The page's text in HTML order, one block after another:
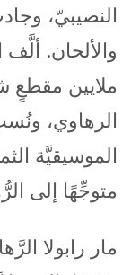
النصيبيّ،
والألحان.
ملايين مقطعٍ
الرهاوي،
متوجِّهًا إلى